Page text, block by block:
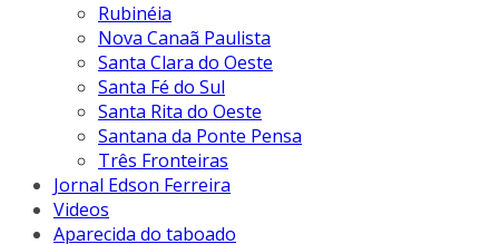
Rubinéia
Nova Canaã Paulista
Santa Clara do Oeste
Santa Fé do Sul
Santa Rita do Oeste
Santana da Ponte Pensa
Três Fronteiras
Jornal Edson Ferreira
Videos
Aparecida do taboado